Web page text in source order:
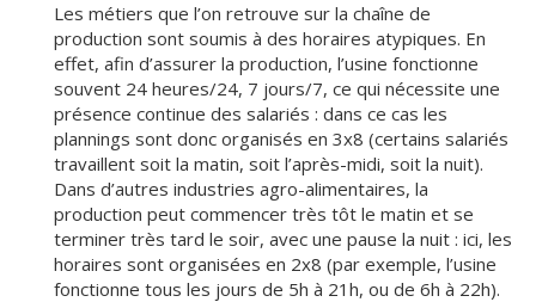
Les métiers que l’on retrouve sur la chaîne de
production sont soumis à des horaires atypiques. En
effet, afin d’assurer la production, l’usine fonctionne
souvent 24 heures/24, 7 jours/7, ce qui nécessite une
présence continue des salariés : dans ce cas les
plannings sont donc organisés en 3x8 (certains salariés
travaillent soit la matin, soit l’après-midi, soit la nuit).
Dans d’autres industries agro-alimentaires, la
production peut commencer très tôt le matin et se
terminer très tard le soir, avec une pause la nuit : ici, les
horaires sont organisées en 2x8 (par exemple, l’usine
fonctionne tous les jours de 5h à 21h, ou de 6h à 22h).